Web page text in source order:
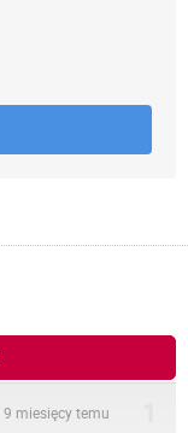
9 miesięcy temu